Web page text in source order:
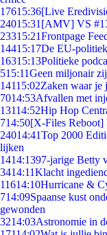
17615:36[Live
24015:31 [AMV] VS
23315:21Frontpage
14415:17De EU-
16315:13Politieke
515:11Geen miljonair
14115:02Zaken waar je
7014:53Afvallen met
13114:52Hip Hop
714:50[X-Files Reboot]
24014:41Top 2000
lijken
1414:1397-jarige Betty
3414:11Klacht
11614:10Hurricane &
714:09Spaanse kust
gewonden
3214:03Astronomie in